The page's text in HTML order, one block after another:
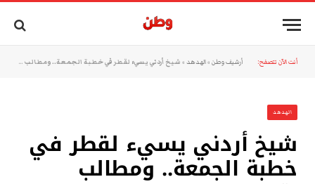
أنت الآن تتصفح: أرشيف وطن »الهدهد » شيخ أردني يسيء لقطر في خطبة الجمعة.. ومطالب بتدخل دبلوماسي
الهدهد
شيخ أردني يسيء لقطر في
خطبة الجمعة.. ومطالب